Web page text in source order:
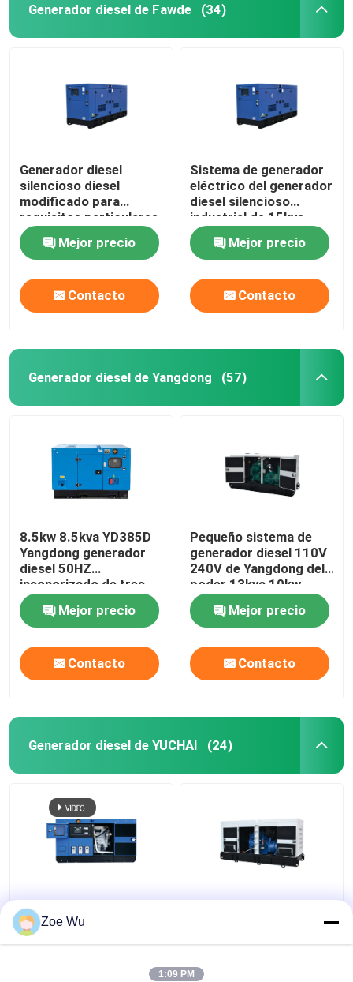
Generador diesel de Fawde (34)
Generador diesel
silencioso diesel
modificado para
requisitos particulares
del generador 12kw del
toldo 50/60HZ Fawde
Mejor precio
Contacto
Sistema de generador
eléctrico del generador
diesel silencioso
industrial de 15kva
250kva Fawde
Mejor precio
Contacto
Generador diesel de Yangdong (57)
8.5kw 8.5kva YD385D
Yangdong generador
diesel 50HZ
insonorizado de tres
fases
Mejor precio
Contacto
Pequeño sistema de
generador diesel 110V
240V de Yangdong del
poder 13kva 10kw
Mejor precio
Contacto
Generador diesel de YUCHAI (24)
Sistema de generador
diesel industrial de
75kva 60kw Yuchai con
Tipo abierto silencioso
Zoe Wu
1:09 PM